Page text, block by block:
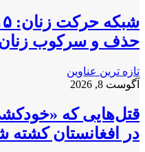
حذف و سرکوب
تازه ترین عناوین
آگوست 8, 2026
در افغانستان کشته